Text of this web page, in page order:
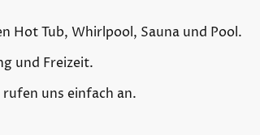
Hot Tub, Whirlpool, Sauna und Pool.
und Freizeit.
uns einfach an.